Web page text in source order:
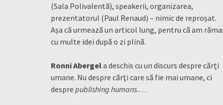
(Sala Polivalentă), speakerii, organizarea,
prezentatorul (Paul Renaud) – nimic de reproșat.
Așa că urmează un articol lung, pentru că am
cu multe idei după o zi plină.
Ronni Abergela deschis cu un discurs despre cărți
umane. Nu despre cărți care să fie mai umane, ci
despre publishing humans.…